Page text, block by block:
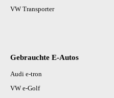
VW Transporter
Gebrauchte E-Autos
Audi e-tron
VW e-Golf